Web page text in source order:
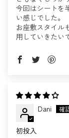
今回はシートを
い感じでした。
お座敷スタイル
用していきたい
Dani
初投入